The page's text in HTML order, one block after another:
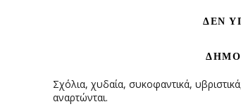
ΔΕΝ
Σχόλια, χυδαία, συκοφαντικά,
αναρτώνται.